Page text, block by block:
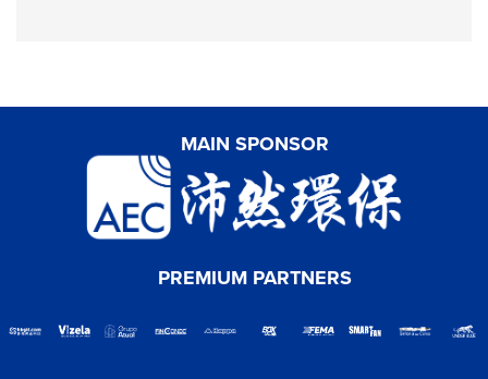
MAIN SPONSOR
PREMIUM PARTNERS